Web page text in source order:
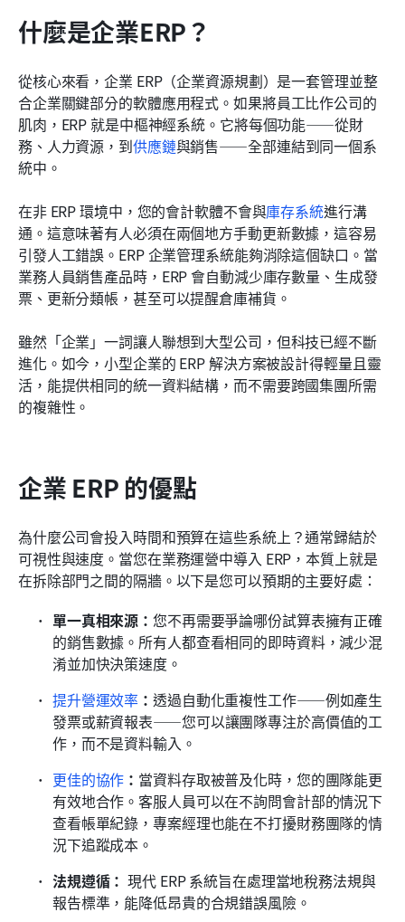
什麼是企業ERP？
從核心來看，企業 ERP（企業資源規劃）是一套管理並整
合企業關鍵部分的軟體應用程式。如果將員工比作公司的
肌肉，ERP 就是中樞神經系統。它將每個功能——從財
務、人力資源，到供應鏈與銷售——全部連結到同一個系
統中。
在非 ERP 環境中，您的會計軟體不會與庫存系統進行溝
通。這意味著有人必須在兩個地方手動更新數據，這容易
引發人工錯誤。ERP 企業管理系統能夠消除這個缺口。當
業務人員銷售產品時，ERP 會自動減少庫存數量、生成發
票、更新分類帳，甚至可以提醒倉庫補貨。
雖然「企業」一詞讓人聯想到大型公司，但科技已經不斷
進化。如今，小型企業的 ERP 解決方案被設計得輕量且靈
活，能提供相同的統一資料結構，而不需要跨國集團所需
的複雜性。
企業 ERP 的優點
為什麼公司會投入時間和預算在這些系統上？通常歸結於
可視性與速度。當您在業務運營中導入 ERP，本質上就是
在拆除部門之間的隔牆。以下是您可以預期的主要好處：
單一真相來源：您不再需要爭論哪份試算表擁有正確
的銷售數據。所有人都查看相同的即時資料，減少混
淆並加快決策速度。
提升營運效率 ：透過自動化重複性工作——例如產生
發票或薪資報表——您可以讓團隊專注於高價值的工
作，而不是資料輸入。
更佳的協作 ： 當資料存取被普及化時，您的團隊能更
有效地合作。客服人員可以在不詢問會計部的情況下
查看帳單紀錄，專案經理也能在不打擾財務團隊的情
況下追蹤成本。
法規遵循： 現代 ERP 系統旨在處理當地稅務法規與
報告標準，能降低昂貴的合規錯誤風險。